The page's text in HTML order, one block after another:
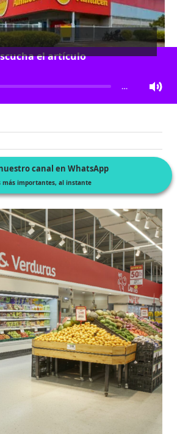
el artículo
…
canal en WhatsApp
más importantes, al instante